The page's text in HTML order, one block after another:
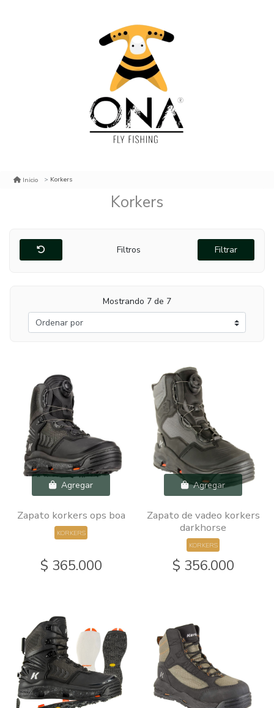
Inicio Korkers
Korkers
Filtros Filtrar
Mostrando 7 de 7
Agregar
Zapato korkers ops boa
KORKERS
$ 365.000
Agregar
Zapato de vadeo korkers
darkhorse
KORKERS
$ 356.000